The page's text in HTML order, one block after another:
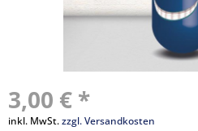
3,00 € *
inkl. MwSt.zzgl. Versandkosten